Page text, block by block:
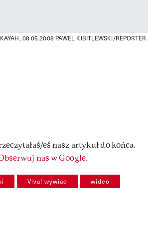
08.05.2008 PAWEL KIBITLEWSKI/REPORTER
eś nasz artykuł do końca.
nas w Google.
Viva! wywiad wideo